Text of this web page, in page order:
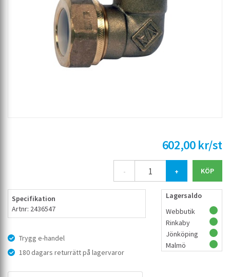
602,00 kr/st
- +
Specifikation
Artnr: 2436547
Trygg e-handel
180 dagars returrätt på lagervaror
Lagersaldo
Webbutik
Rinkaby
Jönköping
Malmö